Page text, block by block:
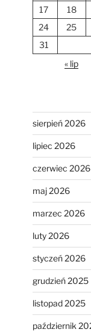
17
18
24
25
31
« lip
sierpień 2026
lipiec 2026
czerwiec 2026
maj 2026
marzec 2026
luty 2026
styczeń 2026
grudzień 2025
listopad 2025
październik